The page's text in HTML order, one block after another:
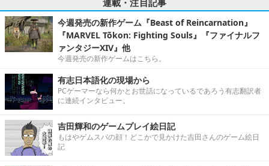
連載・注目記事
今週発売の新作ゲーム『Beast of Reincarnation』
『MARVEL Tōkon: Fighting Souls』『ファイナルフ
ァンタジーXIV』他
今週発売の新作ゲームはこちら。
有志日本語化の現場から
PCゲーマーなら何かとお世話になっているであろう有志翻訳者
に連続インタビュー。
吉田輝和のゲームプレイ絵日記
もはやゲムスパの顔！どこかで見かけた吉田さんのゲーム絵日
記